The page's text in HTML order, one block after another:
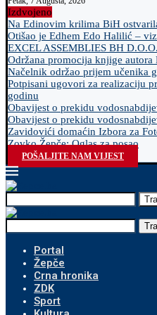
Izdvojeno
Na Edinovim krilima BiH
Otišao je Edhem Edo Halilić –
EXCEL ASSEMBLIES BH
Održana promocija knjige
Načelnik održao prijem učenika
Potpisani ugovori za realizaciju
godinu
Obavijest o prekidu
Obavijest o prekidu
Zavidovići domaćin Izbora za
Zovko Žepče: Oglas za posao
POŠALJITE NAM VIJEST
Portal
Žepče
Crna hronika
ZDK
Sport